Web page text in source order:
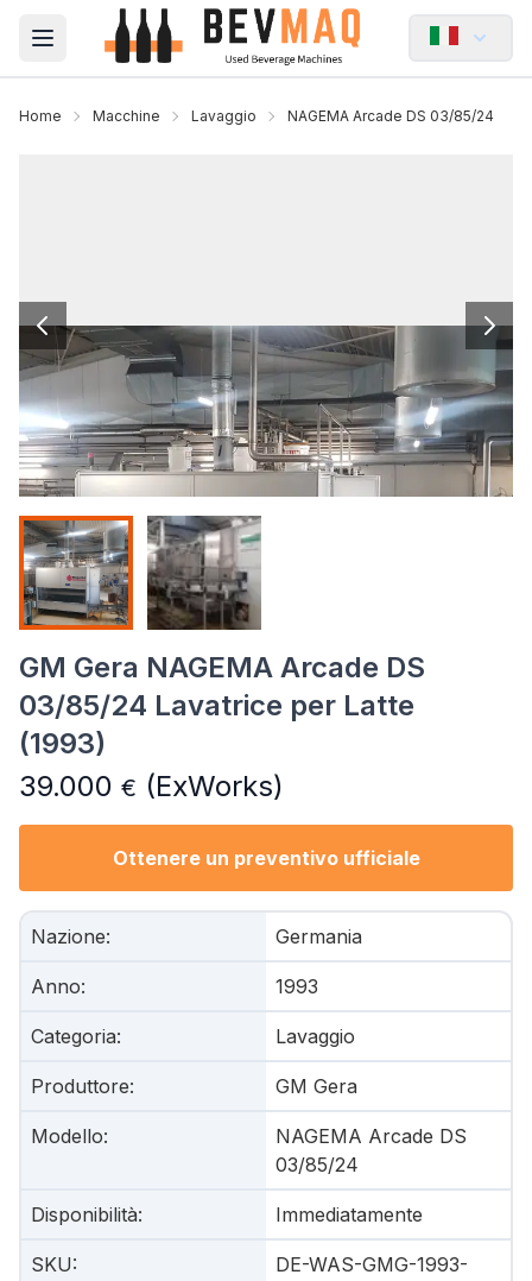
Open main menu
Home Macchine Lavaggio NAGEMA Arcade DS 03/85/24
GM Gera NAGEMA Arcade DS
03/85/24 Lavatrice per Latte
(1993)
39.000 € (ExWorks)
Ottenere un preventivo ufficiale
Nazione: Germania
Anno: 1993
Categoria: Lavaggio
Produttore: GM Gera
Modello:
NAGEMA Arcade DS
03/85/24
Disponibilità: Immediatamente
SKU:
DE-WAS-GMG-1993-